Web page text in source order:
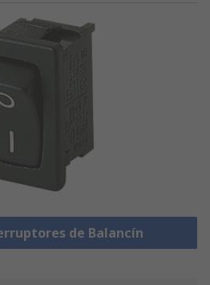
de Balancín